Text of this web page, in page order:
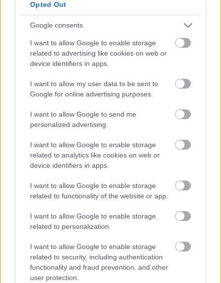
Opted Out
Google consents
I want to allow Google to enable storage
related to advertising like cookies on web or
device identifiers in apps.
I want to allow my user data to be sent to
Google for online advertising purposes.
I want to allow Google to send me
personalized advertising.
I want to allow Google to enable storage
related to analytics like cookies on web or
device identifiers in apps.
I want to allow Google to enable storage
related to functionality of the website or app.
I want to allow Google to enable storage
related to personalization.
I want to allow Google to enable storage
related to security, including authentication
functionality and fraud prevention, and other
user protection.
informazioni o prenotare una
videochiamata:
Cognome e Nome
*
La tua richiesta